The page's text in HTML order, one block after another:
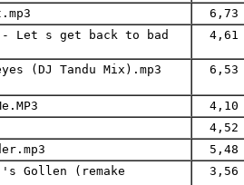
6,73
- Let s get back to bad
4,61
(DJ Tandu Mix).mp3 6,53
4,10
4,52
5,48
Gollen (remake
3,56